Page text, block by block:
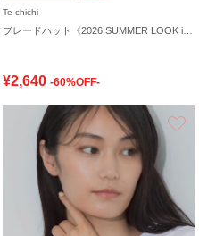
Te chichi
¥2,640 -60%OFF-
お気に入り